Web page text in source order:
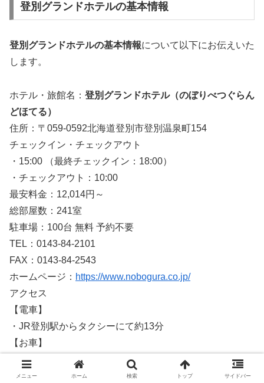
登別グランドホテルの基本情報
登別グランドホテルの基本情報について以下にお伝えいた
します。
ホテル・旅館名： 登別グランドホテル（のぼりべつぐらん
どほてる）
住所：〒059-0592北海道登別市登別温泉町154
チェックイン・チェックアウト
・15:00 （最終チェックイン：18:00）
・チェックアウト：10:00
最安料金：12,014円～
総部屋数：241室
駐車場：100台 無料 予約不要
TEL：0143-84-2101
FAX：0143-84-2543
ホームページ： https://www.nobogura.co.jp/
アクセス
【電車】
・JR登別駅からタクシーにて約13分
【お車】
・道央自動車道登別東ICより約10分
メニュー ホーム 検索 トップ サイドバー